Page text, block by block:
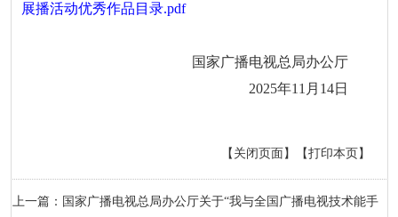
展播活动优秀作品目录.pdf
国家广播电视总局办公厅
2025年11月14日
【打印本页】
【关闭页面】
上一篇：国家广播电视总局办公厅关于“我与全国广播电视技术能手